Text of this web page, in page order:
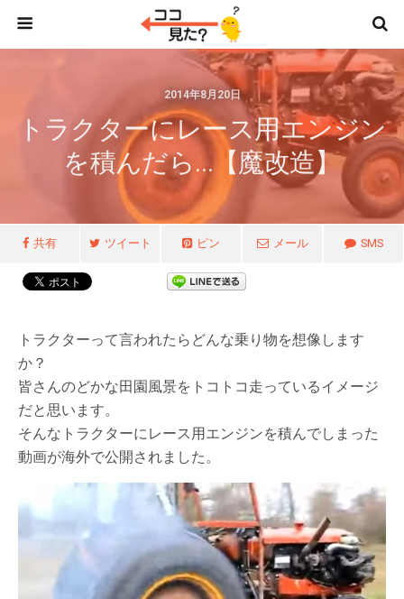
2014年8月20日
トラクターにレース用エンジン
を積んだら…【魔改造】
共有 ツイート ピン メール SMS
トラクターって言われたらどんな乗り物を想像します
か？
皆さんのどかな田園風景をトコトコ走っているイメージ
だと思います。
そんなトラクターにレース用エンジンを積んでしまった
動画が海外で公開されました。